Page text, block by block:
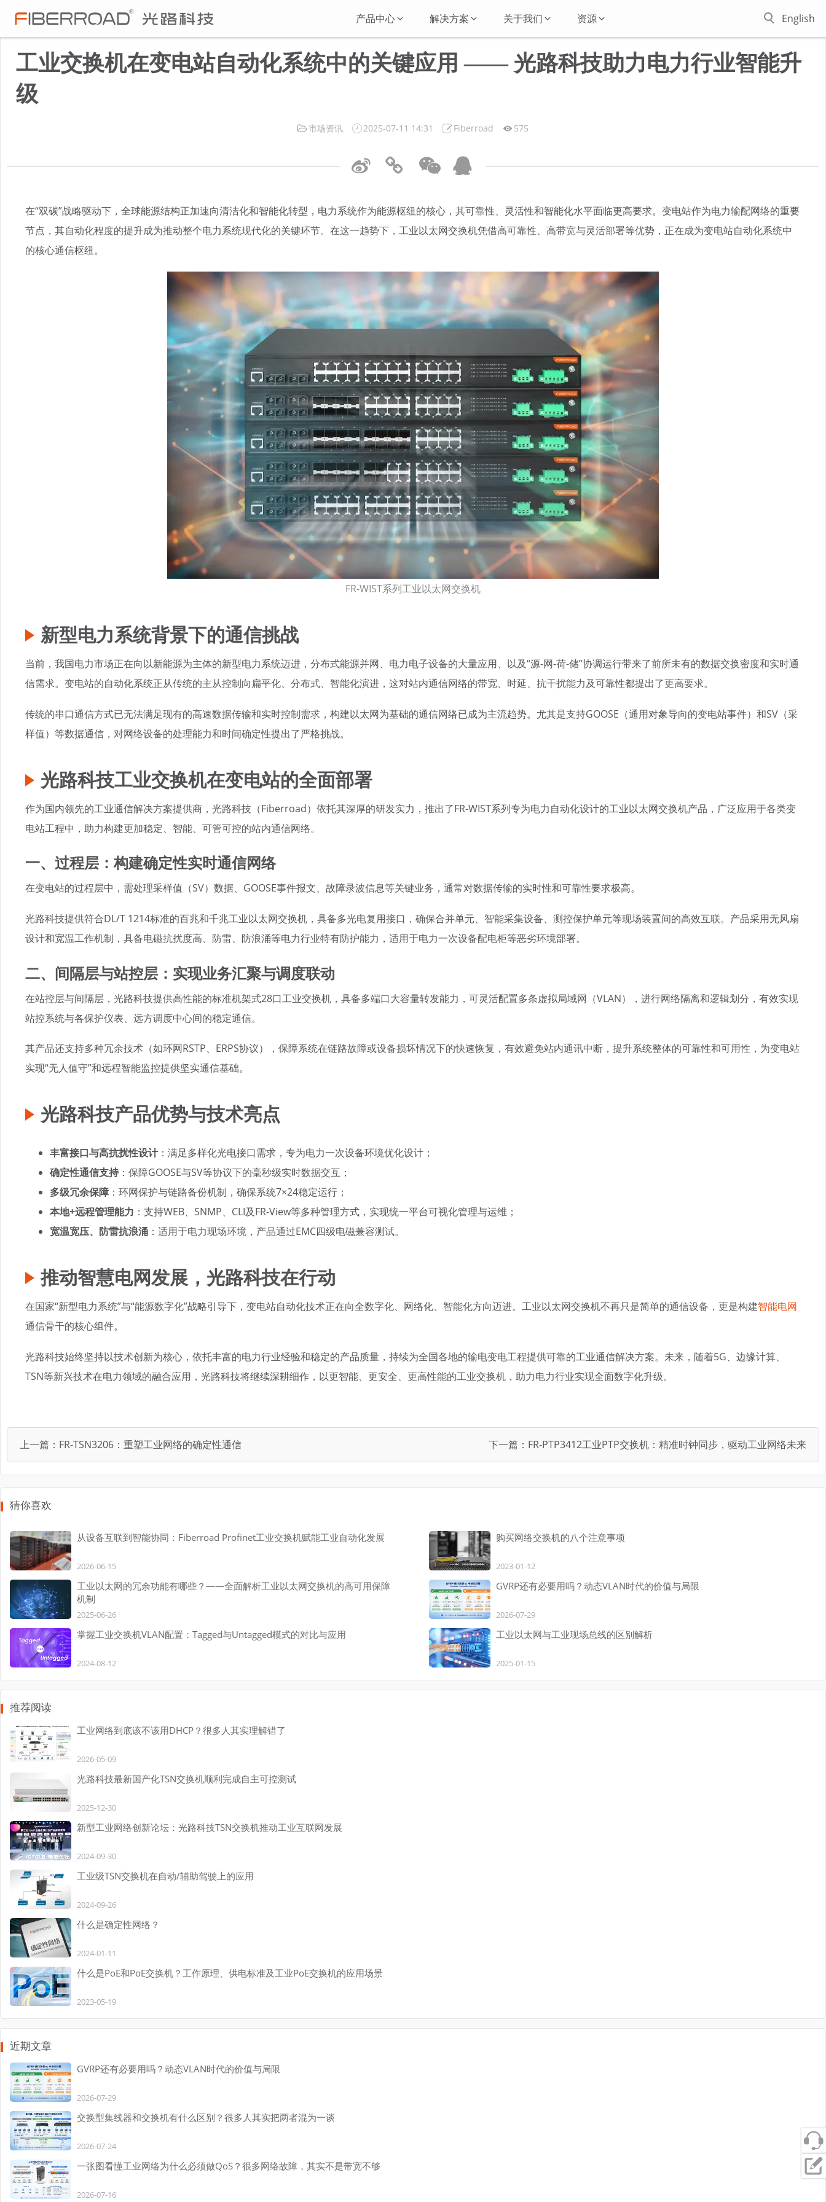
产品中心 解决方案 关于我们 资源 English
工业交换机在变电站自动化系统中的关键应用 —— 光路科技助力电力行业智能升
级
市场资讯 2025-07-11 14:31 Fiberroad 575
在“双碳”战略驱动下，全球能源结构正加速向清洁化和智能化转型，电力系统作为能源枢纽的核心，其可靠性、灵活性和智能化水平面临更高要求。变电站作为电力输配网络的重要
节点，其自动化程度的提升成为推动整个电力系统现代化的关键环节。在这一趋势下，工业以太网交换机凭借高可靠性、高带宽与灵活部署等优势，正在成为变电站自动化系统中
的核心通信枢纽。
FR-WIST系列工业以太网交换机
新型电力系统背景下的通信挑战
当前，我国电力市场正在向以新能源为主体的新型电力系统迈进，分布式能源并网、电力电子设备的大量应用、以及“源-网-荷-储”协调运行带来了前所未有的数据交换密度和实时通
信需求。变电站的自动化系统正从传统的主从控制向扁平化、分布式、智能化演进，这对站内通信网络的带宽、时延、抗干扰能力及可靠性都提出了更高要求。
传统的串口通信方式已无法满足现有的高速数据传输和实时控制需求，构建以太网为基础的通信网络已成为主流趋势。尤其是支持GOOSE（通用对象导向的变电站事件）和SV（采
样值）等数据通信，对网络设备的处理能力和时间确定性提出了严格挑战。
光路科技工业交换机在变电站的全面部署
作为国内领先的工业通信解决方案提供商，光路科技（Fiberroad）依托其深厚的研发实力，推出了FR-WIST系列专为电力自动化设计的工业以太网交换机产品，广泛应用于各类变
电站工程中，助力构建更加稳定、智能、可管可控的站内通信网络。
一、过程层：构建确定性实时通信网络
在变电站的过程层中，需处理采样值（SV）数据、GOOSE事件报文、故障录波信息等关键业务，通常对数据传输的实时性和可靠性要求极高。
光路科技提供符合DL/T 1214标准的百兆和千兆工业以太网交换机，具备多光电复用接口，确保合并单元、智能采集设备、测控保护单元等现场装置间的高效互联。产品采用无风扇
设计和宽温工作机制，具备电磁抗扰度高、防雷、防浪涌等电力行业特有防护能力，适用于电力一次设备配电柜等恶劣环境部署。
二、间隔层与站控层：实现业务汇聚与调度联动
在站控层与间隔层，光路科技提供高性能的标准机架式28口工业交换机，具备多端口大容量转发能力，可灵活配置多条虚拟局域网（VLAN），进行网络隔离和逻辑划分，有效实现
站控系统与各保护仪表、远方调度中心间的稳定通信。
其产品还支持多种冗余技术（如环网RSTP、ERPS协议），保障系统在链路故障或设备损坏情况下的快速恢复，有效避免站内通讯中断，提升系统整体的可靠性和可用性，为变电站
实现“无人值守”和远程智能监控提供坚实通信基础。
光路科技产品优势与技术亮点
丰富接口与高抗扰性设计：满足多样化光电接口需求，专为电力一次设备环境优化设计；
确定性通信支持 ：保障GOOSE与SV等协议下的毫秒级实时数据交互；
多级冗余保障 ：环网保护与链路备份机制，确保系统7×24稳定运行；
本地+远程管理能力 ：支持WEB、SNMP、CLI及FR-View等多种管理方式，实现统一平台可视化管理与运维；
宽温宽压、防雷抗浪涌 ：适用于电力现场环境，产品通过EMC四级电磁兼容测试。
推动智慧电网发展，光路科技在行动
在国家“新型电力系统”与“能源数字化”战略引导下，变电站自动化技术正在向全数字化、网络化、智能化方向迈进。工业以太网交换机不再只是简单的通信设备，更是构建智能电网
通信骨干的核心组件。
光路科技始终坚持以技术创新为核心，依托丰富的电力行业经验和稳定的产品质量，持续为全国各地的输电变电工程提供可靠的工业通信解决方案。未来，随着5G、边缘计算、
TSN等新兴技术在电力领域的融合应用，光路科技将继续深耕细作，以更智能、更安全、更高性能的工业交换机，助力电力行业实现全面数字化升级。
上一篇： FR-TSN3206：重塑工业网络的确定性通信 下一篇： FR-PTP3412工业PTP交换机：精准时钟同步，驱动工业网络未来
猜你喜欢
从设备互联到智能协同：Fiberroad Profinet工业交换机赋能工业自动化发展
2026-06-15
购买网络交换机的八个注意事项
2023-01-12
工业以太网的冗余功能有哪些？——全面解析工业以太网交换机的高可用保障
机制
2025-06-26
GVRP还有必要用吗？动态VLAN时代的价值与局限
2026-07-29
掌握工业交换机VLAN配置：Tagged与Untagged模式的对比与应用
2024-08-12
工业以太网与工业现场总线的区别解析
2025-01-15
推荐阅读
工业网络到底该不该用DHCP？很多人其实理解错了
2026-05-09
光路科技最新国产化TSN交换机顺利完成自主可控测试
2025-12-30
新型工业网络创新论坛：光路科技TSN交换机推动工业互联网发展
2024-09-30
工业级TSN交换机在自动/辅助驾驶上的应用
2024-09-26
什么是确定性网络？
2024-01-11
什么是PoE和PoE交换机？工作原理、供电标准及工业PoE交换机的应用场景
2023-05-19
近期文章
GVRP还有必要用吗？动态VLAN时代的价值与局限
2026-07-29
交换型集线器和交换机有什么区别？很多人其实把两者混为一谈
2026-07-24
一张图看懂工业网络为什么必须做QoS？很多网络故障，其实不是带宽不够
2026-07-16